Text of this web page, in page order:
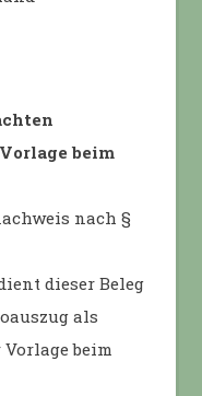
beim
nach §
dieser Beleg
als
beim